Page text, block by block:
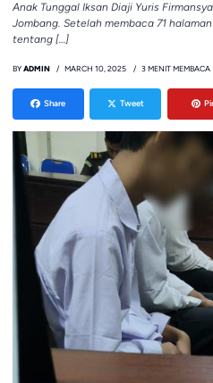
Anak Tunggal Iksan Diaji Yuris
Jombang. Setelah membaca 71
tentang […]
BY ADMIN MARCH 10, 2025 3 MENIT MEMBACA
Share Tweet